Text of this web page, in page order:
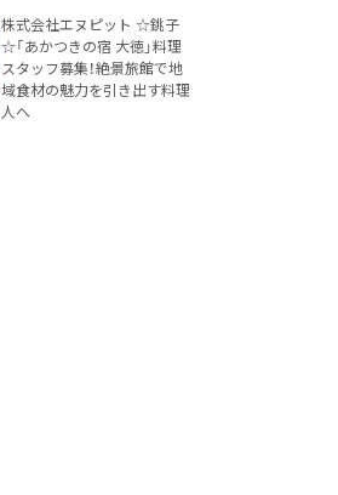
株式会社エヌピット ☆銚子
☆「あかつきの宿 大徳」料理
スタッフ募集！絶景旅館で地
域食材の魅力を引き出す料理
人へ